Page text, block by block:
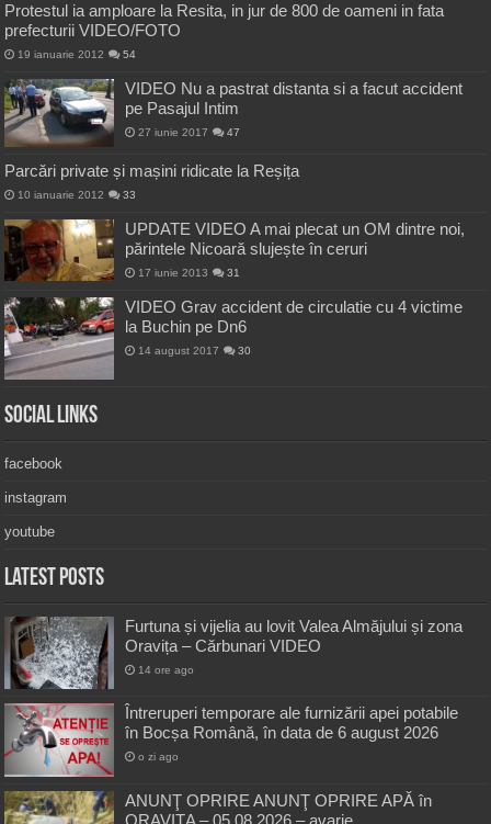
Protestul ia amploare la Resita, in jur de 800 de oameni in fata
prefecturii VIDEO/FOTO
19 ianuarie 2012 54
VIDEO Nu a pastrat distanta si a facut accident
pe Pasajul Intim
27 iunie 2017 47
Parcări private și mașini ridicate la Reșița
10 ianuarie 2012 33
UPDATE VIDEO A mai plecat un OM dintre noi,
părintele Nicoară slujește în ceruri
17 iunie 2013 31
VIDEO Grav accident de circulatie cu 4 victime
la Buchin pe Dn6
14 august 2017 30
Social Links
facebook
instagram
youtube
Latest Posts
Furtuna și vijelia au lovit Valea Almăjului și zona
Oravița – Cărbunari VIDEO
14 ore ago
Întreruperi temporare ale furnizării apei potabile
în Bocșa Română, în data de 6 august 2026
o zi ago
ANUNŢ OPRIRE ANUNŢ OPRIRE APĂ în
ORAVIȚA – 05.08.2026 – avarie